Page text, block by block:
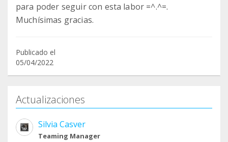
para poder seguir con esta labor =^.^=.
Muchísimas gracias.
Publicado el
05/04/2022
Actualizaciones
Silvia Casver
Teaming Manager